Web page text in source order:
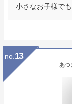
小さなお子様で
no. 13
あ